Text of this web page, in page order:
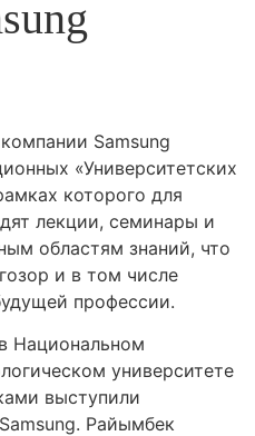
Samsung
«Университетских
которого для
лекции, семинары и
областям знаний, что
и в том числе
профессии.
Национальном
университете
выступили
Райымбек